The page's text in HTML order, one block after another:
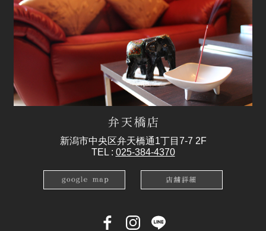
新潟市中央区弁天橋通1丁目7-7 2F
TEL : 025-384-4370